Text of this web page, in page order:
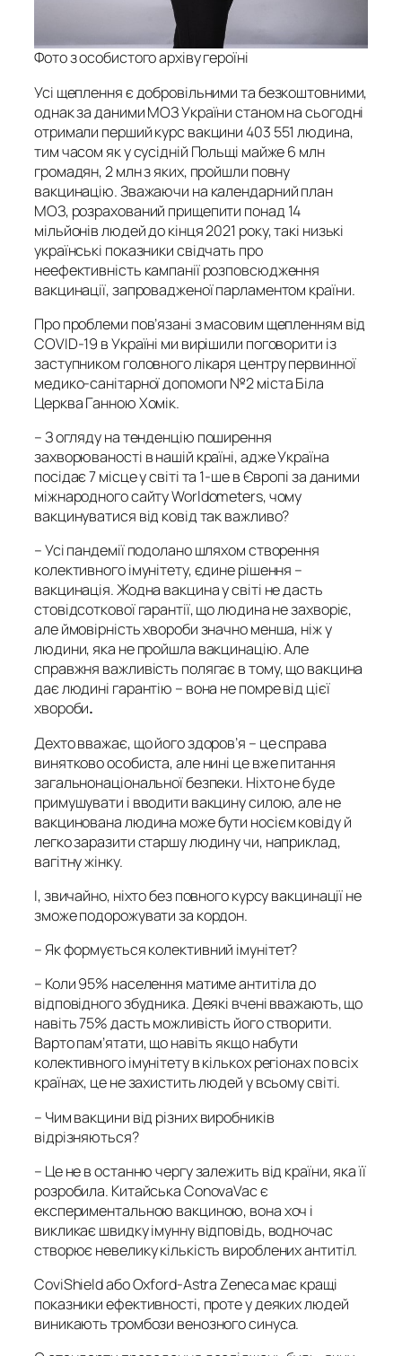
Фото з особистого архіву героїні
Усі щеплення є добровільними та безкоштовними,
однак за даними МОЗ України станом на сьогодні
отримали перший курс вакцини 403 551 людина,
тим часом як у сусідній Польщі майже 6 млн
громадян, 2 млн з яких, пройшли повну
вакцинацію. Зважаючи на календарний план
МОЗ, розрахований прищепити понад 14
мільйонів людей до кінця 2021 року, такі низькі
українські показники свідчать про
неефективність кампанії розповсюдження
вакцинації, запровадженої парламентом країни.
Про проблеми пов’язані з масовим щепленням від
COVID-19 в Україні ми вирішили поговорити із
заступником головного лікаря центру первинної
медико-санітарної допомоги №2 міста Біла
Церква Ганною Хомік.
–З огляду на тенденцію поширення
захворюваності в нашій країні, адже Україна
посідає 7 місце у світі та 1-ше в Європі за даними
міжнародного сайту Worldometers, чому
вакцинуватися від ковід так важливо?
– Усі пандемії подолано шляхом створення
колективного імунітету, єдине рішення –
вакцинація. Жодна вакцина у світі не дасть
стовідсоткової гарантії, що людина не захворіє,
але ймовірність хвороби значно менша, ніж у
людини, яка не пройшла вакцинацію. Але
справжня важливість полягає в тому, що вакцина
дає людині гарантію – вона не помре від цієї
хвороби.
Дехто вважає, що його здоров’я – це справа
винятково особиста, але нині це вже питання
загальнонаціональної безпеки. Ніхто не буде
примушувати і вводити вакцину силою, але не
вакцинована людина може бути носієм ковіду й
легко заразити старшу людину чи, наприклад,
вагітну жінку.
І, звичайно, ніхто без повного курсу вакцинації не
зможе подорожувати за кордон.
–Як формується колективний імунітет?
– Коли 95% населення матиме антитіла до
відповідного збудника. Деякі вчені вважають, що
навіть 75% дасть можливість його створити.
Варто пам’ятати, що навіть якщо набути
колективного імунітету в кількох регіонах по всіх
країнах, це не захистить людей у всьому світі.
– Чим вакцини від різних виробників
відрізняються?
– Це не в останню чергу залежить від країни, яка її
розробила. Китайська ConovaVac є
експериментальною вакциною, вона хоч і
викликає швидку імунну відповідь, водночас
створює невелику кількість вироблених антитіл.
CoviShield або Oxford-Astra Zeneca має кращі
показники ефективності, проте у деяких людей
виникають тромбози венозного синуса.